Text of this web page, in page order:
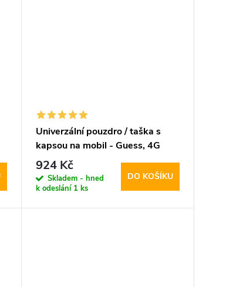
Univerzální pouzdro / taška s
kapsou na mobil - Guess, 4G
Triangle Logo Bag Gray
924 Kč
Skladem - hned
k odeslání 1 ks
DO KOŠÍKU